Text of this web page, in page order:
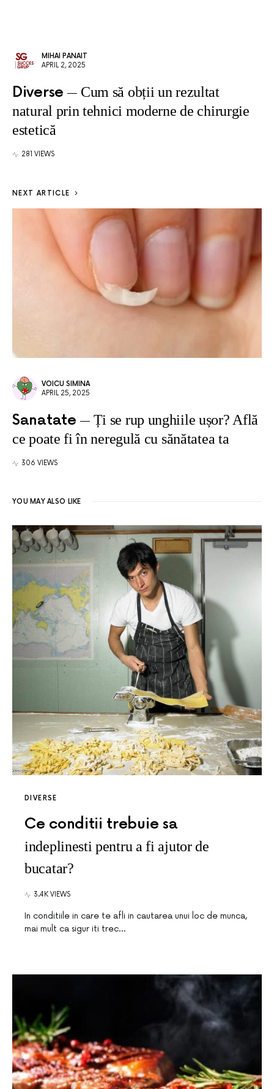
MIHAI PANAIT
APRIL 2, 2025
Diverse
Cum să obții un rezultat
natural prin tehnici moderne de chirurgie
estetică
281 VIEWS
NEXT ARTICLE
VOICU SIMINA
APRIL 25, 2025
Sanatate
Ți se rup unghiile ușor? Află
ce poate fi în neregulă cu sănătatea ta
306 VIEWS
YOU MAY ALSO LIKE
DIVERSE
Ce conditii trebuie sa
indeplinesti pentru a fi ajutor de
bucatar?
3.4K VIEWS
In conditiile in care te afli in cautarea unui loc de munca,
mai mult ca sigur iti trec…